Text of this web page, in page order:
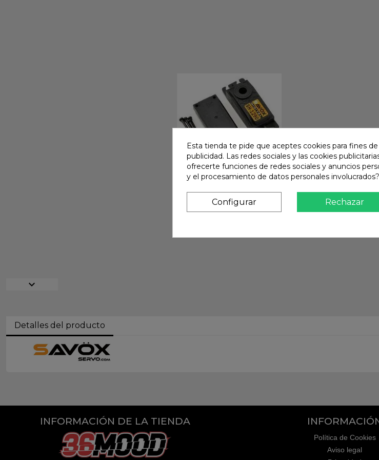
expand_more
Detalles del producto
INFORMACIÓN DE LA TIENDA
Política de Cookies
Aviso legal
Esta tienda te pide que aceptes cookies para fines
publicidad. Las redes sociales y las cookies
ofrecerte funciones de redes sociales y anuncios
y el procesamiento de datos personales involucrados?
Configurar Rechazar